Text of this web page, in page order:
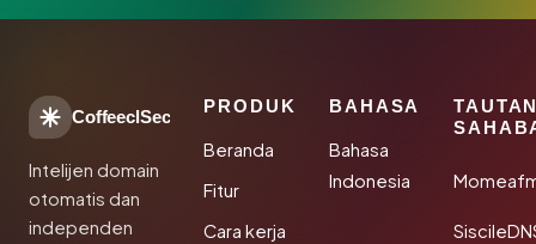
CoffeeclSec
Intelijen domain
otomatis dan
independen
PRODUK
Beranda
Fitur
Cara kerja
BAHASA
Bahasa
Indonesia